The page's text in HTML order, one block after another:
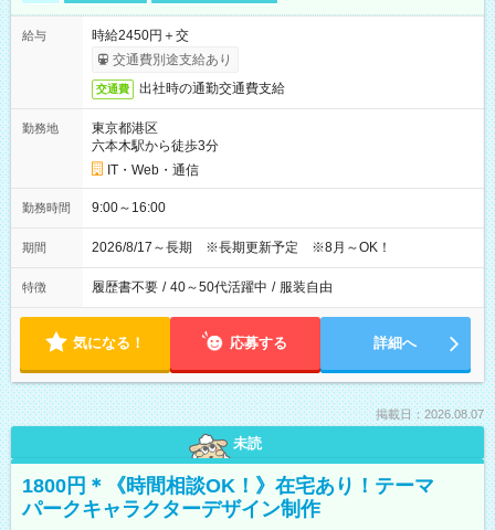
給与
時給2450円＋交
交通費別途支給あり
交通費 出社時の通勤交通費支給
勤務地
東京都港区
六本木駅から徒歩3分
IT・Web・通信
勤務時間 9:00～16:00
期間 2026/8/17～長期 ※長期更新予定 ※8月～OK！
特徴 履歴書不要 / 40～50代活躍中 / 服装自由
気になる！ 応募する 詳細へ
掲載日：2026.08.07
未読
1800円＊《時間相談OK！》在宅あり！テーマ
パークキャラクターデザイン制作